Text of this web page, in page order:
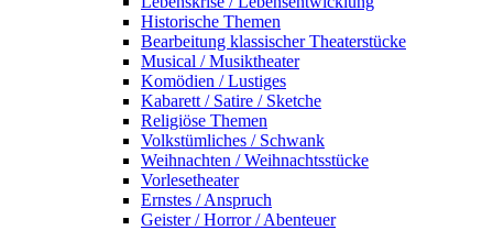
Historische Themen
Bearbeitung klassischer Theaterstücke
Musical / Musiktheater
Komödien / Lustiges
Kabarett / Satire / Sketche
Religiöse Themen
Volkstümliches / Schwank
Weihnachten / Weihnachtsstücke
Vorlesetheater
Ernstes / Anspruch
Geister / Horror / Abenteuer